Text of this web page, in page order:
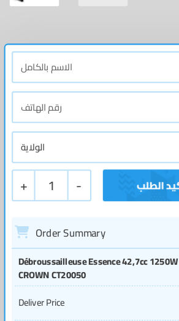
+ 1 -
Order Summary
Débroussailleuse Essence 42,7cc 1250W
CROWN CT20050
Deliver Price